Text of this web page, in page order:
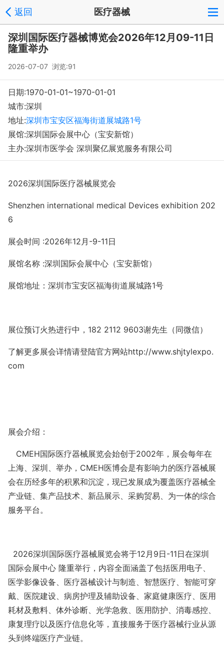
返回 医疗器械
深圳国际医疗器械博览会2026年12月09-11日
隆重举办
2026-07-07 浏览:91
日期:1970-01-01~1970-01-01
城市:深圳
地址:深圳市宝安区福海街道展城路1号
展馆:深圳国际会展中心（宝安新馆）
主办:深圳市医学会 深圳聚亿展览服务有限公司
2026深圳国际医疗器械展览会
Shenzhen international medical Devices exhibition 202
6
展会时间 :2026年12月 -9-11日
展馆名称 :深圳国际会展中心（宝安新馆）
展馆地址：深圳市宝安区福海街道展城路1号
展位预订火热进行中， 182 2112 9603谢先生（同微信）
了解更多展会详情请登陆官方网站http://www.shjtylexpo.
com
展会介绍：
CMEH国际医疗器械展览会始创于2002年，展会每年在
上海、深圳、举办， CMEH医博会是有影响力的医疗器械展
会在历经多年的积累和沉淀，现已发展成为覆盖医疗器械全
产业链、集产品技术、新品展示、采购贸易、为一体的综合
服务平台。
2026深圳国际医疗器械展览会将于12月 9日-11日在深圳
国际会展中心 隆重举行，内容全面涵盖了包括医用电子、
医学影像设备、医疗器械设计与制造、智慧医疗、智能可穿
戴、医院建设、病房护理及辅助设备、家庭健康医疗、医用
耗材及敷料、体外诊断、光学急救、医用防护、消毒感控、
康复理疗以及医疗信息化等，直接服务于医疗器械行业从源
头到终端医疗产业链。